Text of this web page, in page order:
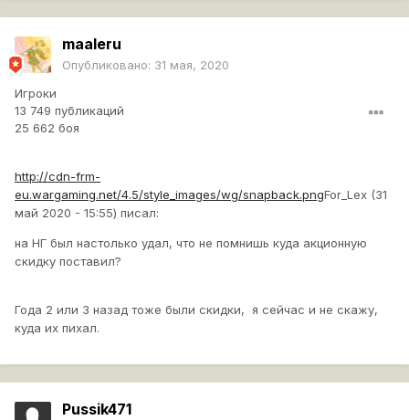
maaleru
Опубликовано: 31 мая, 2020
Игроки
13 749 публикаций
25 662 боя
http://cdn-frm-
eu.wargaming.net/4.5/style_images/wg/snapback.pngFor_Lex (31
май 2020 - 15:55) писал:
на НГ был настолько удал, что не помнишь куда акционную
скидку поставил?
Года 2 или 3 назад тоже были скидки, я сейчас и не скажу,
куда их пихал.
Pussik471